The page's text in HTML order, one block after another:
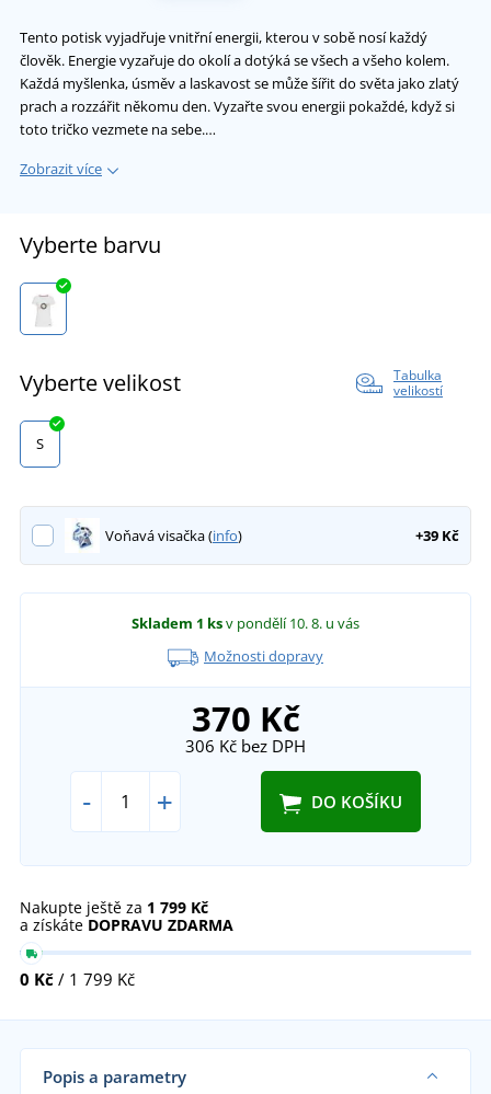
Tento potisk vyjadřuje vnitřní energii, kterou v sobě nosí každý
člověk. Energie vyzařuje do okolí a dotýká se všech a všeho kolem.
Každá myšlenka, úsměv a laskavost se může šířit do světa jako zlatý
prach a rozzářit někomu den. Vyzařte svou energii pokaždé, když si
toto tričko vezmete na sebe.…
Zobrazit více
Vyberte barvu
Vyberte velikost
Tabulka
velikostí
S
Voňavá visačka (info) +39 Kč
Skladem 1 ksv pondělí 10. 8. u vás
Možnosti dopravy
370 Kč
306 Kč bez DPH
- + DO KOŠÍKU
Nakupte ještě za 1 799 Kč
a získáte DOPRAVU ZDARMA
0 Kč / 1 799 Kč
Popis a parametry